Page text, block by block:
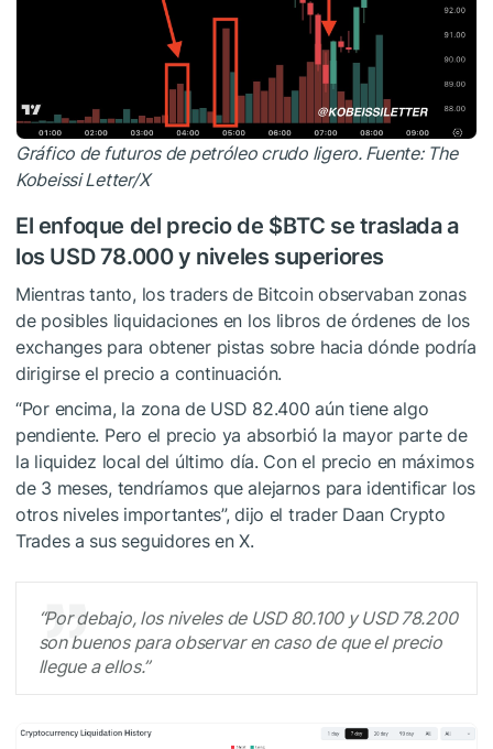
Gráfico de futuros de petróleo crudo ligero. Fuente: The
Kobeissi Letter/X
El enfoque del precio de $BTC se traslada a
los USD 78.000 y niveles superiores
Mientras tanto, los traders de Bitcoin observaban zonas
de posibles liquidaciones en los libros de órdenes de los
exchanges para obtener pistas sobre hacia dónde podría
dirigirse el precio a continuación.
“Por encima, la zona de USD 82.400 aún tiene algo
pendiente. Pero el precio ya absorbió la mayor parte de
la liquidez local del último día. Con el precio en máximos
de 3 meses, tendríamos que alejarnos para identificar los
otros niveles importantes”, dijo el trader Daan Crypto
Trades a sus seguidores en X.
“Por debajo, los niveles de USD 80.100 y USD 78.200
son buenos para observar en caso de que el precio
llegue a ellos.”